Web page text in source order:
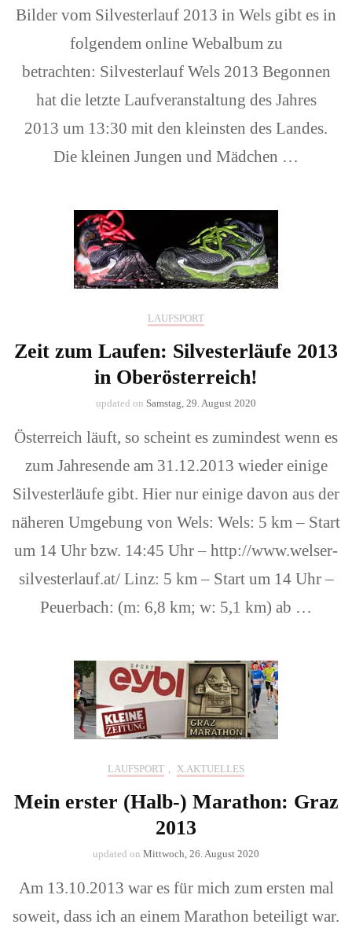
Bilder vom Silvesterlauf 2013 in Wels gibt es in
folgendem online Webalbum zu
betrachten: Silvesterlauf Wels 2013 Begonnen
hat die letzte Laufveranstaltung des Jahres
2013 um 13:30 mit den kleinsten des Landes.
Die kleinen Jungen und Mädchen …
LAUFSPORT
Zeit zum Laufen: Silvesterläufe 2013
in Oberösterreich!
updated on Samstag, 29. August 2020
Österreich läuft, so scheint es zumindest wenn es
zum Jahresende am 31.12.2013 wieder einige
Silvesterläufe gibt. Hier nur einige davon aus der
näheren Umgebung von Wels: Wels: 5 km – Start
um 14 Uhr bzw. 14:45 Uhr – http://www.welser-
silvesterlauf.at/ Linz: 5 km – Start um 14 Uhr –
Peuerbach: (m: 6,8 km; w: 5,1 km) ab …
LAUFSPORT X.AKTUELLES
Mein erster (Halb-) Marathon: Graz
2013
updated on Mittwoch, 26. August 2020
Am 13.10.2013 war es für mich zum ersten mal
soweit, dass ich an einem Marathon beteiligt war.